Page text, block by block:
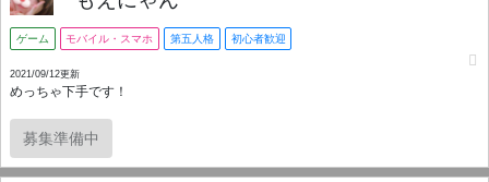
ゲーム モバイル・スマホ 第五人格 初心者歓迎
2021/09/12更新
めっちゃ下手です！
募集準備中